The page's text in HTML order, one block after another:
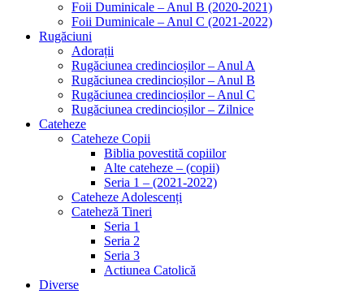
Foii Duminicale – Anul B (2020-2021)
Foii Duminicale – Anul C (2021-2022)
Rugăciuni
Adorații
Rugăciunea credincioșilor – Anul A
Rugăciunea credincioșilor – Anul B
Rugăciunea credincioșilor – Anul C
Rugăciunea credincioșilor – Zilnice
Cateheze
Cateheze Copii
Biblia povestită copiilor
Alte cateheze – (copii)
Seria 1 – (2021-2022)
Cateheze Adolescenți
Cateheză Tineri
Seria 1
Seria 2
Seria 3
Actiunea Catolică
Diverse